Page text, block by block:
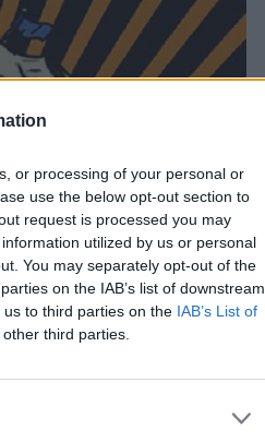
or processing of your personal or
use the below opt-out section to
request is processed you may
utilized by us or personal
You may separately opt-out of the
on the IAB’s list of downstream
to third parties on the IAB’s List of
third parties.